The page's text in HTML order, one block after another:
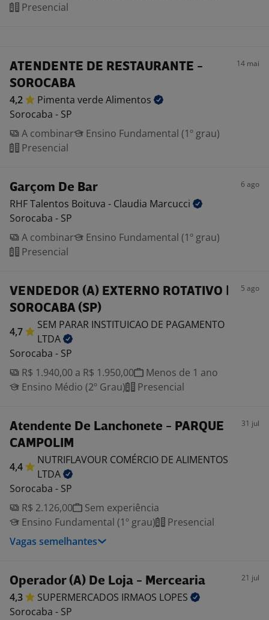
Presencial
ATENDENTE DE RESTAURANTE -
SOROCABA
14 mai
4,2 Pimenta verde Alimentos
Sorocaba - SP
A combinar
Ensino Fundamental (1º grau)
Presencial
Garçom De Bar 6 ago
RHF Talentos Boituva - Claudia Marcucci
Sorocaba - SP
A combinar
Ensino Fundamental (1º grau)
Presencial
VENDEDOR (A) EXTERNO ROTATIVO |
SOROCABA (SP)
5 ago
4,7
SEM PARAR INSTITUICAO DE PAGAMENTO
LTDA
Sorocaba - SP
R$ 1.940,00 a R$ 1.950,00
Menos de 1 ano
Ensino Médio (2º Grau)
Presencial
Atendente De Lanchonete - PARQUE
CAMPOLIM
31 jul
4,4
NUTRIFLAVOUR COMÉRCIO DE ALIMENTOS
LTDA
Sorocaba - SP
R$ 2.126,00
Sem experiência
Ensino Fundamental (1º grau)
Presencial
Vagas semelhantes
Operador (A) De Loja - Mercearia 21 jul
4,3 SUPERMERCADOS IRMAOS LOPES
Sorocaba - SP